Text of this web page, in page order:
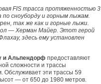
FIS трасса протяженностью 3
по сноуборду и горным лыжам.
так же как и горные лыжи.
— Херман Майер. Этот герой
здесь ему установлен
и Альпендорф предоставляют
сложности и трассы
Обслуживает эти трассы 59
— от 650 до 1980 метров.